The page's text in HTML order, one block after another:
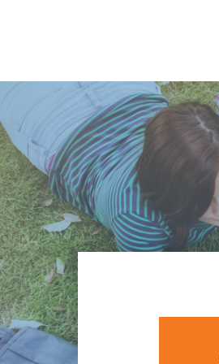
STATE UNIVERSITY